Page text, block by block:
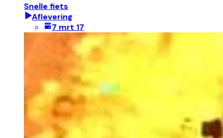
Snelle fiets
Aflevering
7 mrt 17